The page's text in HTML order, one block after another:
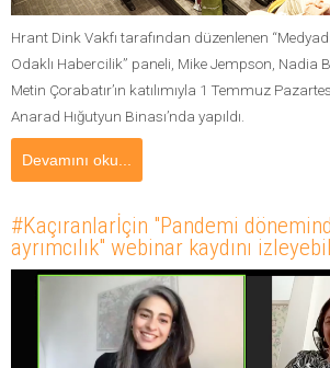
Hrant Dink Vakfı tarafından düzenlenen
Odaklı Habercilik” paneli, Mike Jempson, Nadia
Metin Çorabatır’ın katılımıyla 1 Temmuz
Anarad Hığutyun Binası’nda yapıldı.
Devamını oku...
#Kaçıranlarİçin "Pandemi
ayrımcılık" webinar kaydını